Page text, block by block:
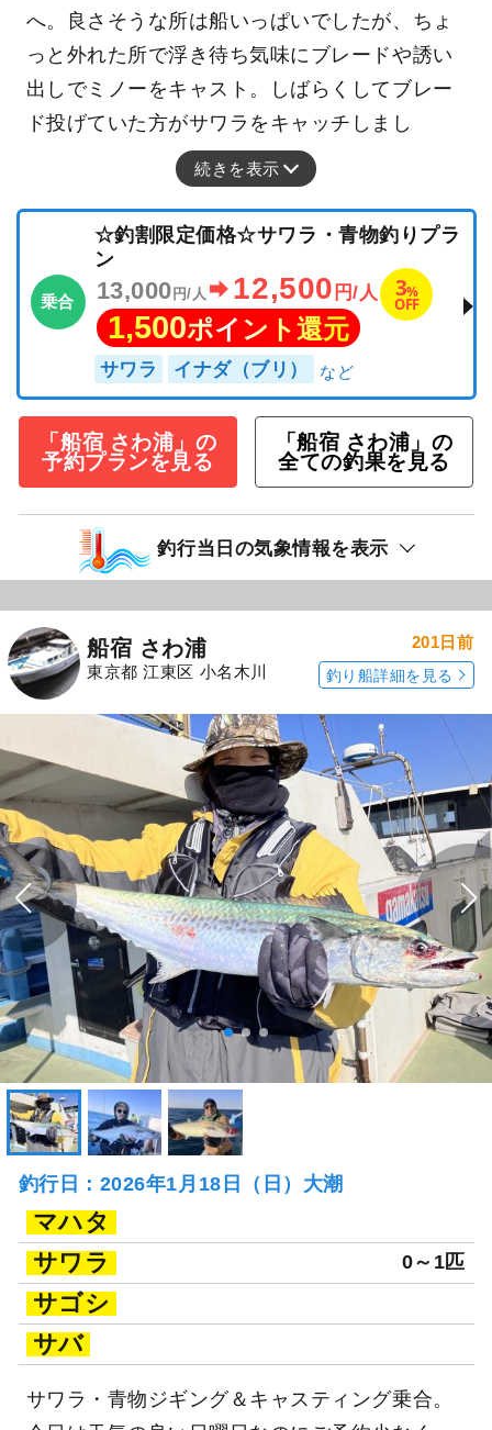
へ。良さそうな所は船いっぱいでしたが、ちょ
っと外れた所で浮き待ち気味にブレードや誘い
出しでミノーをキャスト。しばらくしてブレー
ド投げていた方がサワラをキャッチしまし
続きを表示
乗合
☆釣割限定価格☆サワラ・青物釣りプラ
ン
13,000 円/人 12,500 円/人 3%
OFF
1,500ポイント還元
サワラ イナダ（ブリ）
「船宿 さわ浦」の
予約プランを見る
「船宿 さわ浦」の
全ての釣果を見る
釣行当日の気象情報を表示
船宿 さわ浦
東京都 江東区 小名木川
201日前
釣り船詳細を見る
釣行日：2026年1月18日（日）大潮
マハタ
サワラ
0～1匹
サゴシ
サバ
サワラ・青物ジギング＆キャスティング乗合。